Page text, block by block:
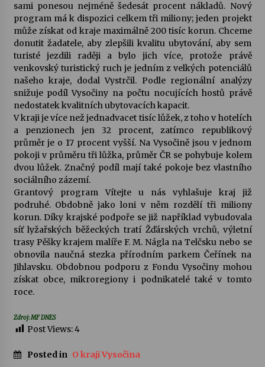
Votavžatský ploty
23. 7. 2026
Letní koncerty ve Stromovce: Rufus Miller
22. 7. 2026
Vysočinka
17. 7. 2026
Ozvěny prázdnin
14. 7. 2026
Za kulturou kousek za Humpolec. V Želivě ožije
odkaz Josefa Čapka
13. 7. 2026
Varhanní recitál Michala Novenka v Klášteře
30. 6. 2026
sami ponesou nejméně šedesát procent nákladů. Nový
program má k dispozici celkem tři miliony; jeden projekt
může získat od kraje maximálně 200 tisíc korun. Chceme
donutit žadatele, aby zlepšili kvalitu ubytování, aby sem
turisté jezdili raději a bylo jich více, protože právě
venkovský turistický ruch je jedním z velkých potenciálů
našeho kraje, dodal Vystrčil. Podle regionální analýzy
snižuje podíl Vysočiny na počtu nocujících hostů právě
nedostatek kvalitních ubytovacích kapacit.
V kraji je více než jednadvacet tisíc lůžek, z toho v hotelích
a penzionech jen 32 procent, zatímco republikový
průměr je o 17 procent vyšší. Na Vysočině jsou v jednom
pokoji v průměru tři lůžka, průměr ČR se pohybuje kolem
dvou lůžek. Značný podíl mají také pokoje bez vlastního
sociálního zázemí.
Grantový program Vítejte u nás vyhlašuje kraj již
podruhé. Obdobně jako loni v něm rozdělí tři miliony
korun. Díky krajské podpoře se již například vybudovala
síť lyžařských běžeckých tratí Žďárských vrchů, výletní
trasy Pěšky krajem malíře F. M. Nágla na Telčsku nebo se
obnovila naučná stezka přírodním parkem Čeřínek na
Jihlavsku. Obdobnou podporu z Fondu Vysočiny mohou
získat obce, mikroregiony i podnikatelé také v tomto
roce.
Zdroj: MF DNES
Post Views:4
Posted in O kraji Vysočina